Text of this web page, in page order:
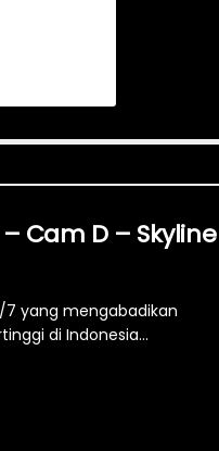
Cam D – Skyline
7 yang mengabadikan
di Indonesia...